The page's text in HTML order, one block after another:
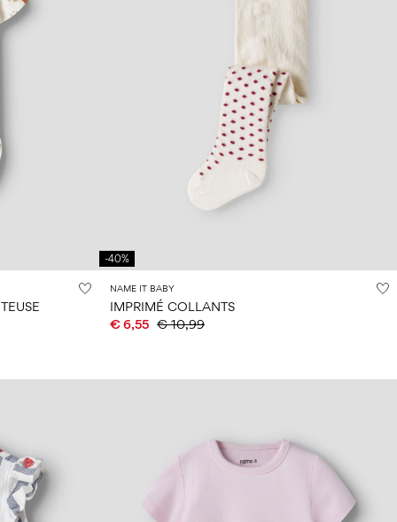
-40%
NAME IT BABY
IMPRIMÉ COLLANTS
€ 6,55 € 10,99